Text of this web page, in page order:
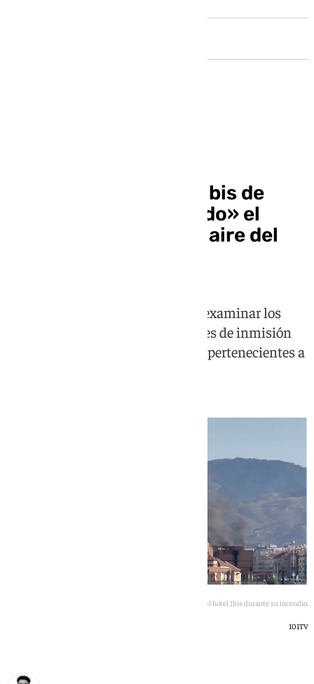
El incendio del hotel Ibis de
Málaga «no ha alterado» el
estado de calidad del aire del
Así lo asegura el Consistorio tras examinar los
datos registrados por las estaciones de inmisión
más cercanas al foco del incendio pertenecientes a
Imágenes de archivo del hotel Ibis durante su incendio.
101TV